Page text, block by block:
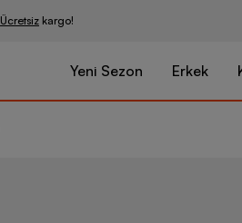
Ücretsiz kargo!
Yeni Sezon Erkek